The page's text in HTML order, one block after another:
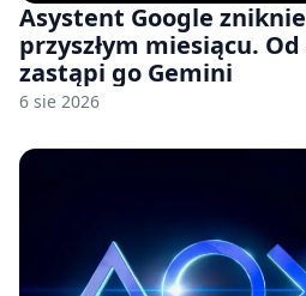
Asystent Google
przyszłym miesiącu.
zastąpi go Gemini
6 sie 2026